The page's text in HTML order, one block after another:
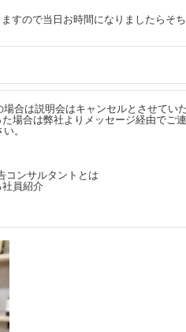
すので当日お時間になりましたらそ
合は説明会はキャンセルとさせてい
場合は弊社よりメッセージ経由でご
。
コンサルタントとは
社員紹介